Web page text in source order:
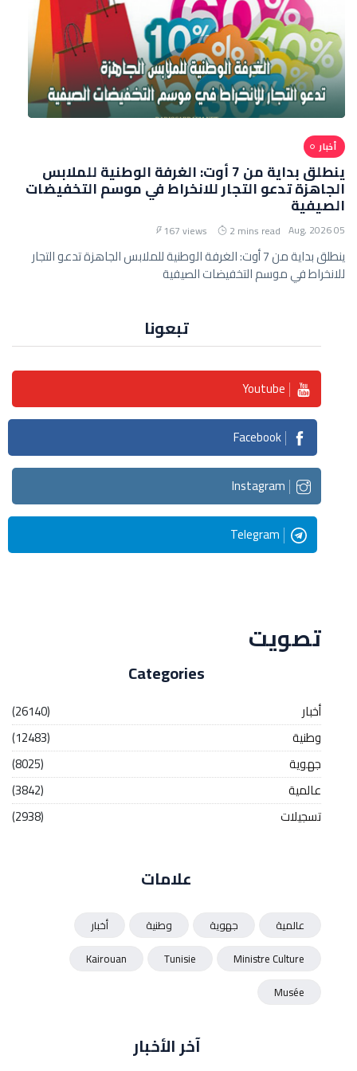
أخبار
ينطلق بداية من 7 أوت: الغرفة الوطنية للملابس
الجاهزة تدعو التجار للانخراط في موسم التخفيضات
الصيفية
05 Aug, 2026
2 mins read
167 views
ينطلق بداية من 7 أوت: الغرفة الوطنية للملابس الجاهزة تدعو التجار
للانخراط في موسم التخفيضات الصيفية
تبعونا
Youtube
Facebook
Instagram
Telegram
تصويت
Categories
أخبار
(26140)
وطنية
(12483)
جهوية
(8025)
عالمية
(3842)
تسجيلات
(2938)
علامات
عالمية جهوية وطنية
أخبار
Ministre Culture
Tunisie
Kairouan
Musée
آخر الأخبار